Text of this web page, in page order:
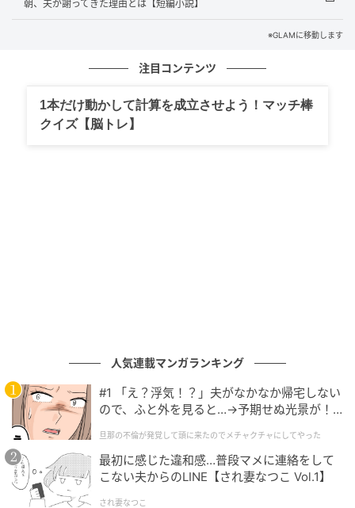
口を開きかけて、また閉じる。
「……実は」
「私が、お義母さんを見捨てるような人間だと思って
たの？」
「いや、そうじゃない。ただ、言い出すタイミングを
逃して、ずるずると……」
「逃したんじゃなくて、隠したんだよ。半年も」
朝、夫が謝ってきた理由とは【短編小説】
※GLAMに移動します
注目コンテンツ
1本だけ動かして計算を成立させよう！マッチ棒
クイズ【脳トレ】
人気連載マンガランキング
#1 「え？浮気！？」夫がなかなか帰宅しない
ので、ふと外を見ると…→予期せぬ光景が！
クチャにしてやった
旦那の不倫が発覚して頭に来たのでメチャクチャにしてやった
最初に感じた違和感…普段マメに連絡をして
こない夫からのLINE【され妻なつこ Vol.1】
され妻なつこ